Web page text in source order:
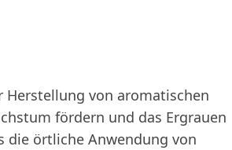
Herstellung von aromatischen
fördern und das Ergrauen
die örtliche Anwendung von